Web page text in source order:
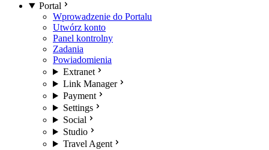
Portal
Wprowadzenie do Portalu
Utwórz konto
Panel kontrolny
Zadania
Powiadomienia
Extranet
Link Manager
Payment
Settings
Social
Studio
Travel Agent